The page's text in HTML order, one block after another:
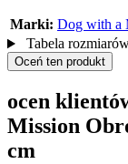
Marki: Dog with a
Tabela
Oceń ten produkt
ocen
Mission
cm